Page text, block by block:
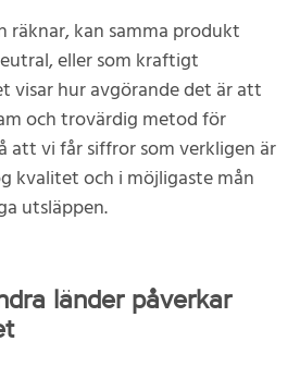
räknar, kan samma produkt
eller som kraftigt
visar hur avgörande det är att
och trovärdig metod för
att vi får siffror som verkligen är
kvalitet och i möjligaste mån
utsläppen.
länder påverkar